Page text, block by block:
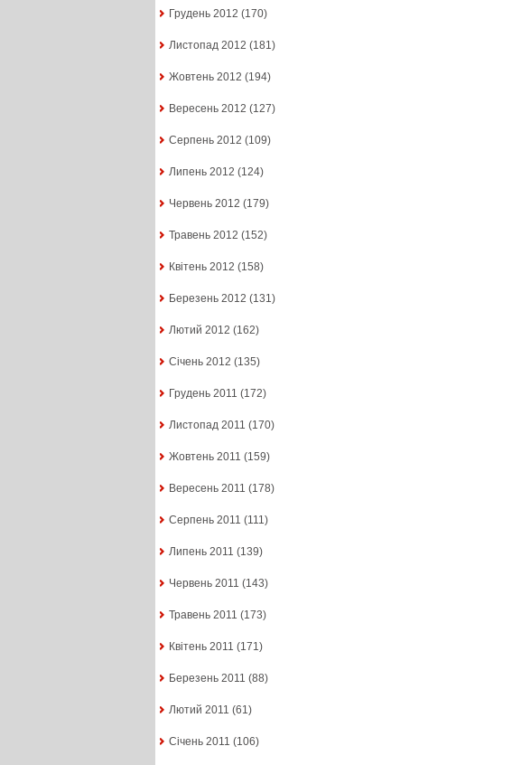
Грудень 2012 (170)
Листопад 2012 (181)
Жовтень 2012 (194)
Вересень 2012 (127)
Серпень 2012 (109)
Липень 2012 (124)
Червень 2012 (179)
Травень 2012 (152)
Квітень 2012 (158)
Березень 2012 (131)
Лютий 2012 (162)
Січень 2012 (135)
Грудень 2011 (172)
Листопад 2011 (170)
Жовтень 2011 (159)
Вересень 2011 (178)
Серпень 2011 (111)
Липень 2011 (139)
Червень 2011 (143)
Травень 2011 (173)
Квітень 2011 (171)
Березень 2011 (88)
Лютий 2011 (61)
Січень 2011 (106)